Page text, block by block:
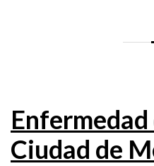
Enfermedad
Ciudad de